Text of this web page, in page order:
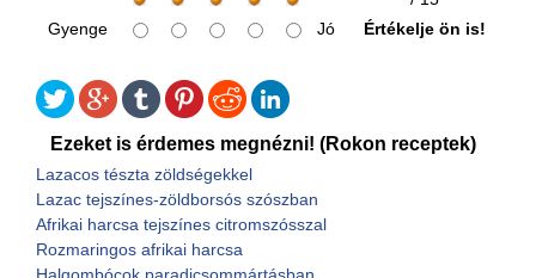
Gyenge
Jó Értékelje ön is!
Ezeket is érdemes megnézni! (Rokon receptek)
Lazacos tészta zöldségekkel
Lazac tejszínes-zöldborsós szószban
Afrikai harcsa tejszínes citromszósszal
Rozmaringos afrikai harcsa